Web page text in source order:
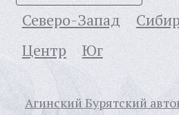
Северо-Запад
Центр
Юг
Агинский Бурятский